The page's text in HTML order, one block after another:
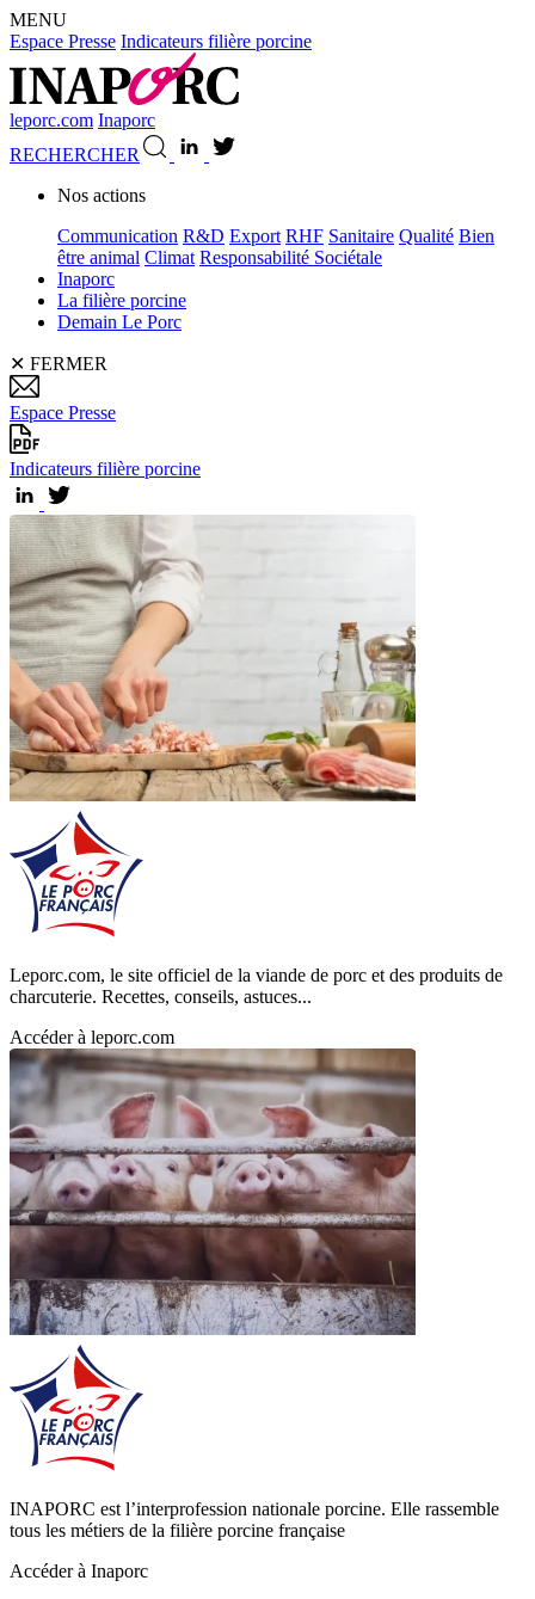
MENU
Espace Presse Indicateurs filière porcine
leporc.com Inaporc
RECHERCHER
Nos actions
Communication R&D Export RHF Sanitaire Qualité Bien
être animal Climat Responsabilité Sociétale
Inaporc
La filière porcine
Demain Le Porc
✕ FERMER
Espace Presse
Indicateurs filière porcine
Leporc.com, le site officiel de la viande de porc et des produits de
charcuterie. Recettes, conseils, astuces...
Accéder à leporc.com
INAPORC est l’interprofession nationale porcine. Elle rassemble
tous les métiers de la filière porcine française
Accéder à Inaporc